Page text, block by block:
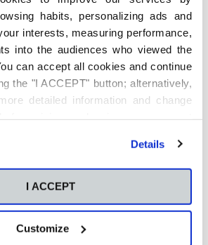
habits, personalizing ads and
interests, measuring performance,
into the audiences who viewed the
can accept all cookies and continue
the "I ACCEPT" button; alternatively,
detailed information and change
Details
I ACCEPT
Customize
Método Pomodoro para
estudiar: Cómo aplicarlo en
la universidad y cuándo no
funciona
6 de agosto de 2026
empresarial
4 de agosto de 2026